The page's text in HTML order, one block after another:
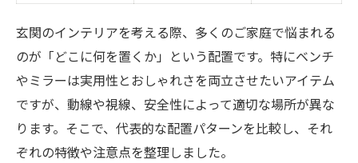
新築・引越し時に考えたいインテリア選び
家族みんなが快適な玄関インテリアの秘訣
動線を意識した玄関インテリア家具の選び方
動線を妨げないインテリア配置例まとめ
玄関家具選びで失敗しないコツ
使いやすさを重視したインテリアの選択法
玄関のインテリアを考える際、多くのご家庭で悩まれる
のが「どこに何を置くか」という配置です。特にベンチ
やミラーは実用性とおしゃれさを両立させたいアイテム
ですが、動線や視線、安全性によって適切な場所が異な
ります。そこで、代表的な配置パターンを比較し、それ
ぞれの特徴や注意点を整理しました。